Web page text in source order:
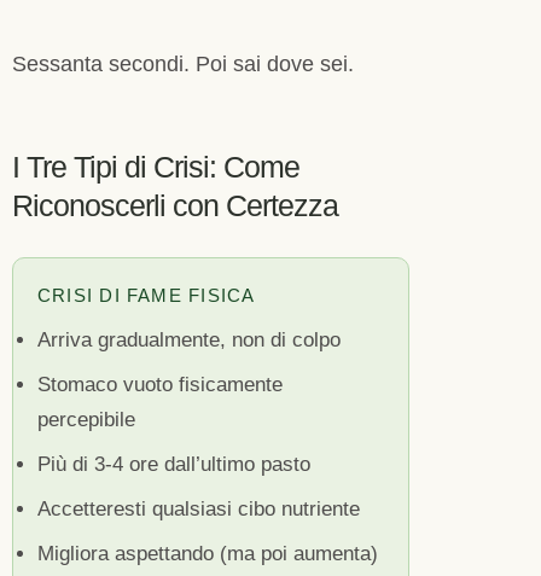
Sessanta secondi. Poi sai dove sei.
I Tre Tipi di Crisi: Come
Riconoscerli con Certezza
CRISI DI FAME FISICA
Arriva gradualmente, non di colpo
Stomaco vuoto fisicamente
percepibile
Più di 3-4 ore dall’ultimo pasto
Accetteresti qualsiasi cibo nutriente
Migliora aspettando (ma poi aumenta)